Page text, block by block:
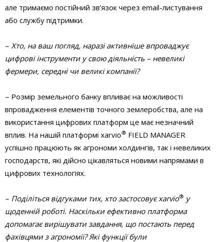
але тримаємо постійний зв’язок через email-листування
або службу підтримки.
– Хто, на ваш погляд, наразі активніше впроваджує
цифрові інструменти у свою діяльність – невеликі
фермери, середні чи великі компанії?
– Розмір земельного банку впливає на можливості
впровадження елементів точного землеробства, але на
використання цифрових платформ це має незначний
вплив. На нашій платформі xarvio® FIELD MANAGER
успішно працюють як агрономи холдингів, так і невеликих
господарств, які дійсно цікавляться новими напрямами в
цифрових технологіях.
– Поділіться відгуками тих, хто застосовує xarvio® у
щоденній роботі. Наскільки ефективно платформа
допомагає вирішувати завдання, що постають перед
фахівцями з агрономії? Які функції були